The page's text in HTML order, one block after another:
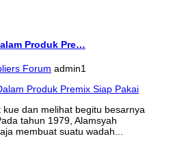
Produk Pre…
Forum admin1
dan melihat begitu besarnya
tahun 1979, Alamsyah
membuat suatu wadah...